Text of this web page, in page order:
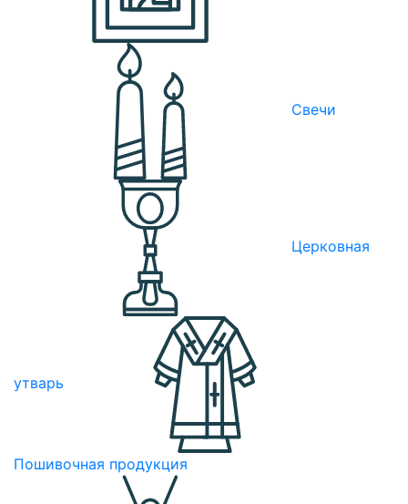
Свечи
Церковная
утварь
Пошивочная продукция